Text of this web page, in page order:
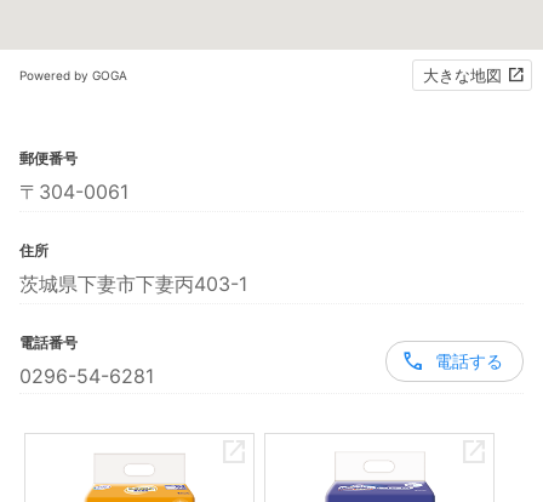
Powered by GOGA 大きな地図
郵便番号
〒304-0061
住所
茨城県下妻市下妻丙403-1
電話番号
0296-54-6281
電話する